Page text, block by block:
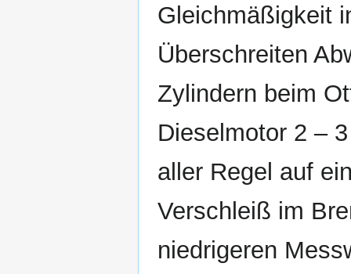
Gleichmäßigkeit
Überschreiten
Zylindern beim
Dieselmotor 2 –
aller Regel auf
Verschleiß im
niedrigeren